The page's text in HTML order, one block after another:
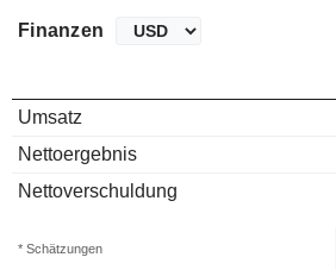
Finanzen
Umsatz
Nettoergebnis
Nettoverschuldung
* Schätzungen